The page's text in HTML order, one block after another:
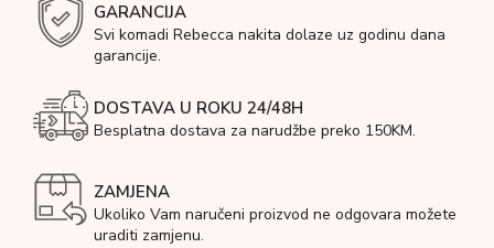
GARANCIJA
Svi komadi Rebecca nakita dolaze uz godinu dana
garancije.
DOSTAVA U ROKU 24/48H
Besplatna dostava za narudžbe preko 150KM.
ZAMJENA
Ukoliko Vam naručeni proizvod ne odgovara možete
uraditi zamjenu.